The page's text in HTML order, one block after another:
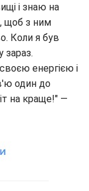
і знаю на
щоб з ним
Коли я був
зараз.
енергією і
один до
на краще!" —